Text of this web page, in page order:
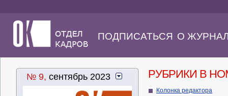
ПОДПИСАТЬСЯ О
№ 9, сентябрь 2023 РУБРИКИ В
Колонка редактора